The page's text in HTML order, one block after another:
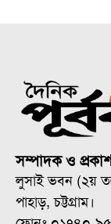
সম্পাদক ও
লুসাই ভবন (২য়
পাহাড়, চট্টগ্রাম।